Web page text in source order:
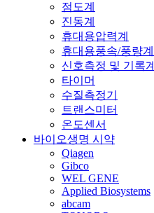
점도계
진동계
휴대용압력계
휴대용풍속/풍량계
신호측정 및 기록계
타이머
수질측정기
트랜스미터
온도센서
바이오생명 시약
Qiagen
Gibco
WEL GENE
Applied Biosystems
abcam